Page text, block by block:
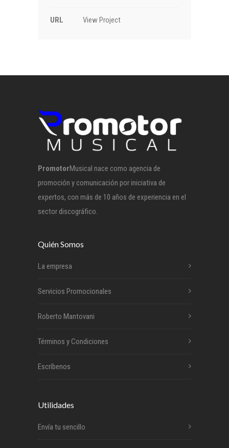
URL View Project
PromotorMusical nace como agencia de
promoción y comunicación por iniciativa de
expertos, con más de 10 años de experiencia en el
sector discográfico.
Quién Somos
La empresa
Servicios Promocionales
Roberto Mantovani
Términos y Condiciones
Escríbenos
Utilidades
Envía tu sencillo